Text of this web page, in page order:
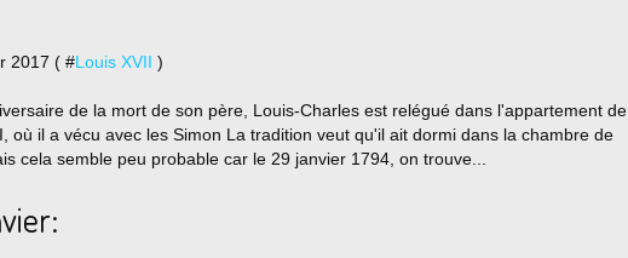
2017 ( #Louis XVII )
de la mort de son père, Louis-Charles est relégué dans l'appartement de
où il a vécu avec les Simon La tradition veut qu'il ait dormi dans la chambre de
cela semble peu probable car le 29 janvier 1794, on trouve...